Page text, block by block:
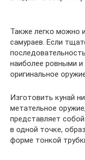
Также легко можно
самураев. Если
наиболее ровными и
оригинальное
Изготовить кунай
метательное
представляет
в одной точке,
форме тонкой